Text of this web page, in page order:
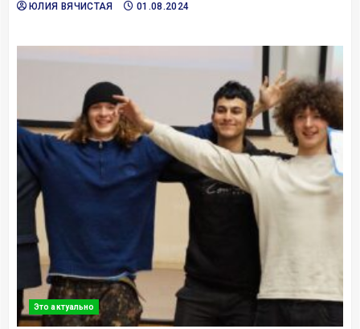
ЮЛИЯ ВЯЧИСТАЯ 01.08.2024
Это актуально